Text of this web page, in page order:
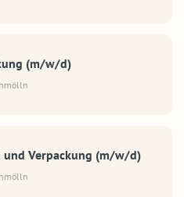
(m/w/d)
Verpackung (m/w/d)